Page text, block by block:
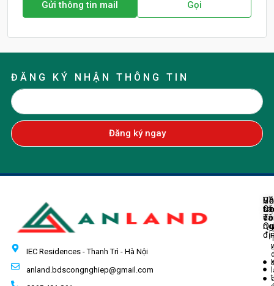
Gửi thông tin mail Gọi
ĐĂNG KÝ NHẬN THÔNG TIN
Đăng ký ngay
IEC Residences - Thanh Trì - Hà Nội
anland.bdscongnghiep@gmail.com
Về
Hỗ
và